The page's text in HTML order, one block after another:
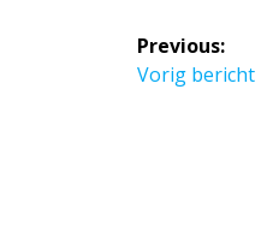
Bericht
navigatie
Previous:
Previous
Vorig bericht